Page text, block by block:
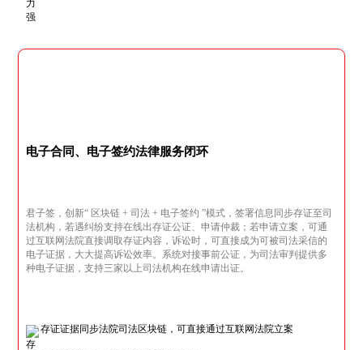
电子合同、电子签约法律服务闭环
君子签，创新“ 区块链 + 司法 + 电子签约 ”模式，签署信息同步存证至司
法机构，若遇纠纷支持在线出存证公证、申请仲裁；若申请立案，可通
过互联网法院直接调取存证内容，诉讼时，可直接成为可被司法采信的
电子证据，大大提高诉讼效率。系统对接事前公证，为司法审判提供多
种电子证据，支持三家以上司法机构在线申请出证。
存证证据同步法院司法区块链，可直接通过互联网法院立案